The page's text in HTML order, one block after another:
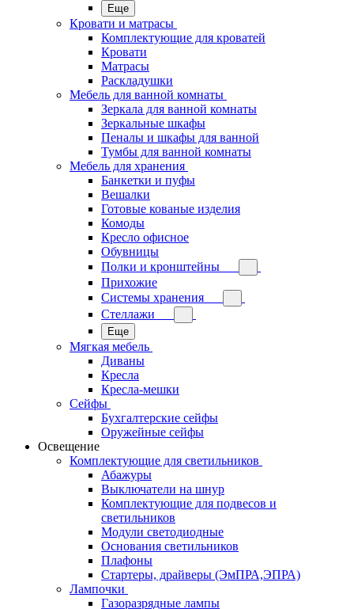
Еще
Кровати и матрасы
Комплектующие для кроватей
Кровати
Матрасы
Раскладушки
Мебель для ванной комнаты
Зеркала для ванной комнаты
Зеркальные шкафы
Пеналы и шкафы для ванной
Тумбы для ванной комнаты
Мебель для хранения
Банкетки и пуфы
Вешалки
Готовые кованые изделия
Комоды
Кресло офисное
Обувницы
Полки и кронштейны
Прихожие
Системы хранения
Стеллажи
Еще
Мягкая мебель
Диваны
Кресла
Кресла-мешки
Сейфы
Бухгалтерские сейфы
Оружейные сейфы
Освещение
Комплектующие для светильников
Абажуры
Выключатели на шнур
Комплектующие для подвесов и
светильников
Модули светодиодные
Основания светильников
Плафоны
Стартеры, драйверы (ЭмПРА,ЭПРА)
Лампочки
Газоразрядные лампы